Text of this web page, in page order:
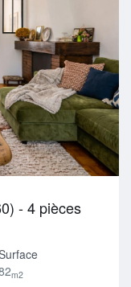
- 4 pièces
m2